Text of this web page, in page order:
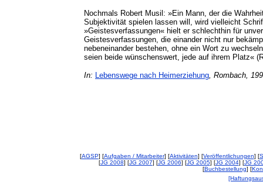
Nochmals Robert Musil: »Ein Mann, der die
Subjektivität spielen lassen will, wird vielleicht
»Geistesverfassungen« hielt er schlechthin für
Geistesverfassungen, die einander nicht nur
nebeneinander bestehen, ohne ein Wort zu
seien beide wünschenswert, jede auf ihrem Platz«
In: Lebenswege nach Heimerziehung, Rombach,
[AGSP] [Aufgaben / Mitarbeiter] [Aktivitäten] [Veröffentlichungen] [
[JG 2008] [JG 2007] [JG 2006] [JG 2005] [JG 2004] [JG
[Buchbestellung] [